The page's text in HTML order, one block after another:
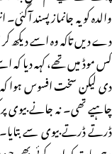
والدہ کو یہ جانماز پسند
دے دیں تاکہ وہ اسے دیکھ
کس موڈ میں تھے، کہہ دیا
دی لیکن سخت افسوس ہوا کہ
چاہیے تھی۔ نہ جانے
ڈرتے ڈرتے بیوی سے